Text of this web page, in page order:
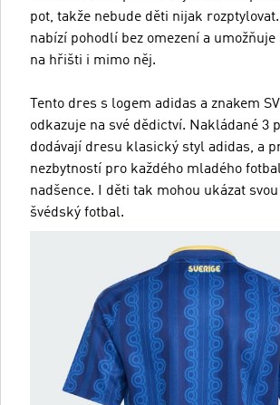
pot, takže nebude děti nijak
nabízí pohodlí bez omezení a umožňuje
na hřišti i mimo něj.
Tento dres s logem adidas a znakem
odkazuje na své dědictví. Nakládané 3
dodávají dresu klasický styl adidas, a
nezbytností pro každého mladého
nadšence. I děti tak mohou ukázat
švédský fotbal.